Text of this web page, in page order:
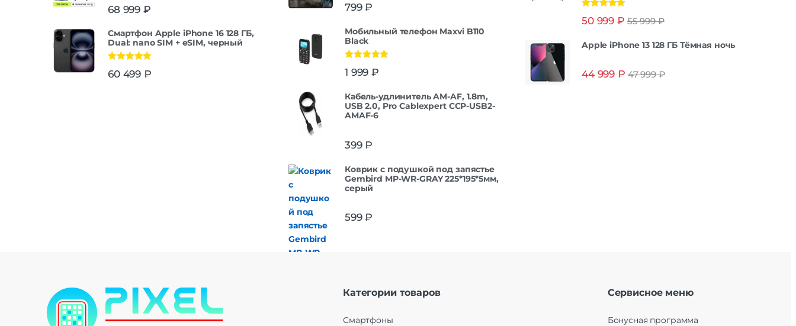
из 5
68 999 ₽
Смартфон Apple iPhone 16 128 ГБ,
Dual: nano SIM + eSIM, черный
из 5
60 499 ₽
799₽
Мобильный телефон Maxvi B110
Black
из 5
1 999 ₽
Кабель-удлинитель AM-AF, 1.8m,
USB 2.0, Pro Cablexpert CCP-USB2-
AMAF-6
399₽
Коврик с подушкой под запястье
Gembird MP-WR-GRAY 225*195*5мм,
серый
599₽
из 5
50 999 ₽ 55 999₽
Apple iPhone 13 128 ГБ Тёмная ночь
44 999 ₽ 47 999₽
Категории товаров
Смартфоны
Сервисное меню
Бонусная программа